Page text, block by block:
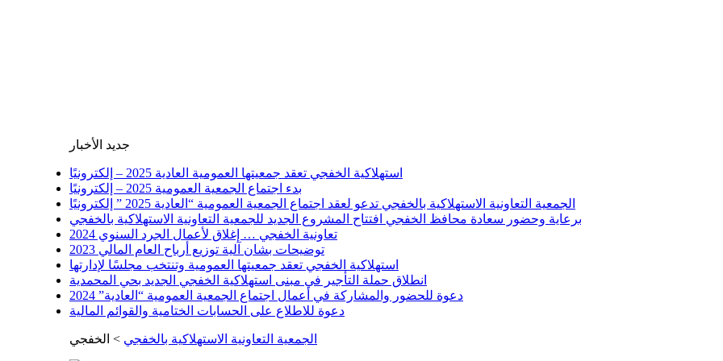
جديد الأخبار
استهلاكية الخفجي تعقد جمعيتها العمومية العادية 2025 – إلكترونيًا
بدء اجتماع الجمعية العمومية 2025 – إلكترونيًا
الجمعية التعاونية الاستهلاكية بالخفجي تدعو لعقد اجتماع الجمعية العمومية “العادية 2025 ” إلكترونيًا
برعاية وحضور سعادة محافظ الخفجي افتتاح المشروع الجديد للجمعية التعاونية الاستهلاكية بالخفجي
تعاونية الخفجي … إغلاق لأعمال الجرد السنوي 2024
توضيحات بشان آلية توزيع أرباح العام المالي 2023
استهلاكية الخفجي تعقد جمعيتها العمومية وتنتخب مجلسًا لإدارتها
انطلاق حملة التأجير في مبنى استهلاكية الخفجي الجديد بحي المحمدية
دعوة للحضور والمشاركة في أعمال اجتماع الجمعية العمومية “العادية” 2024
دعوة للاطلاع على الحسابات الختامية والقوائم المالية
الجمعية التعاونية الاستهلاكية بالخفجي > الخفجي